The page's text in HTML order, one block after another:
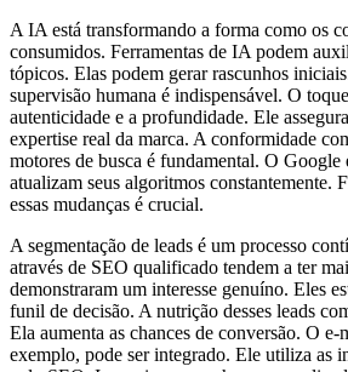
A IA está transformando a forma como os
consumidos. Ferramentas de IA podem
tópicos. Elas podem gerar rascunhos
supervisão humana é indispensável. O
autenticidade e a profundidade. Ele
expertise real da marca. A conformidade
motores de busca é fundamental. O Google
atualizam seus algoritmos constantemente.
essas mudanças é crucial.
A segmentação de leads é um processo
através de SEO qualificado tendem a ter
demonstraram um interesse genuíno. Eles
funil de decisão. A nutrição desses leads
Ela aumenta as chances de conversão. O
exemplo, pode ser integrado. Ele utiliza as